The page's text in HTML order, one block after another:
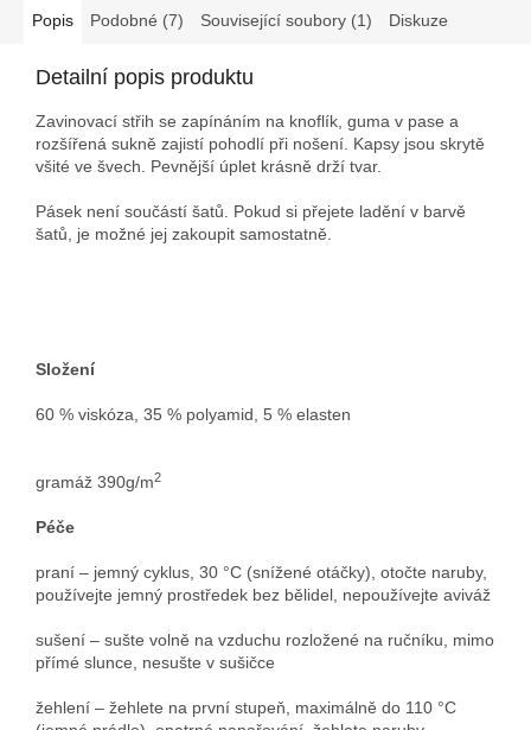
Popis Podobné (7) Související soubory (1) Diskuze
Detailní popis produktu
Zavinovací střih se zapínáním na knoflík, guma v pase a
rozšířená sukně zajistí pohodlí při nošení. Kapsy jsou skrytě
všité ve švech. Pevnější úplet krásně drží tvar.
Pásek není součástí šatů. Pokud si přejete ladění v barvě
šatů, je možné jej zakoupit samostatně.
Složení
60 % viskóza, 35 % polyamid, 5 % elasten
gramáž 390g/m2
Péče
praní – jemný cyklus, 30 °C (snížené otáčky), otočte naruby,
používejte jemný prostředek bez bělidel, nepoužívejte aviváž
sušení – sušte volně na vzduchu rozložené na ručníku, mimo
přímé slunce, nesušte v sušičce
žehlení – žehlete na první stupeň, maximálně do 110 °C